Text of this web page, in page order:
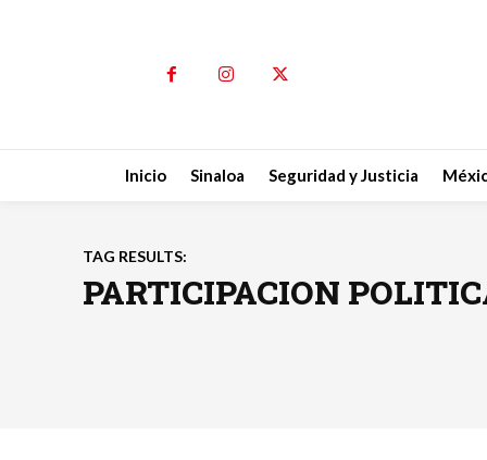
Inicio Sinaloa Seguridad y Justicia
TAG RESULTS:
PARTICIPACION